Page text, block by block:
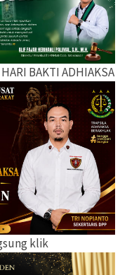
BAKTI ADHIAKSA
klik